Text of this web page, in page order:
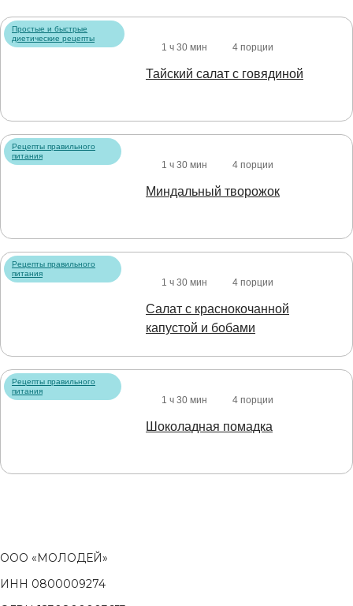
Простые и быстрые
диетические рецепты
1 ч 30 мин 4 порции
Тайский салат с говядиной
Рецепты правильного
питания
1 ч 30 мин 4 порции
Миндальный творожок
Рецепты правильного
питания
1 ч 30 мин 4 порции
Салат с краснокочанной
капустой и бобами
Рецепты правильного
питания
1 ч 30 мин 4 порции
Шоколадная помадка
ООО «МОЛОДЕЙ»
ИНН 0800009274